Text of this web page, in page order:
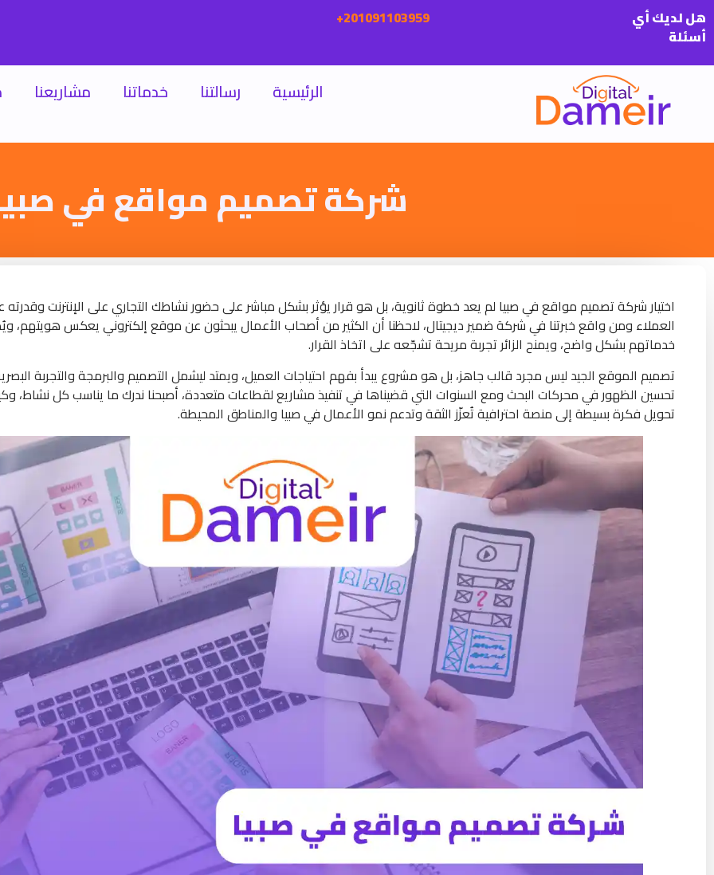
هل لديك أي
أسئلة
⁦+201091103959
الرئيسية رسالتنا خدماتنا مشاريعنا
شركة تصميم مواقع في
اختيار شركة تصميم مواقع في صبيا لم يعد خطوة ثانوية، بل هو قرار يؤثر بشكل مباشر على حضور نشاطك التجاري على الإنترنت
العملاء ومن واقع خبرتنا في شركة ضمير ديجيتال، لاحظنا أن الكثير من أصحاب الأعمال يبحثون عن موقع إلكتروني يعكس هويتهم،
خدماتهم بشكل واضح، ويمنح الزائر تجربة مريحة تشجّعه على اتخاذ القرار.
تصميم الموقع الجيد ليس مجرد قالب جاهز، بل هو مشروع يبدأ بفهم احتياجات العميل، ويمتد ليشمل التصميم والبرمجة والتجربة
تحسين الظهور في محركات البحث ومع السنوات التي قضيناها في تنفيذ مشاريع لقطاعات متعددة، أصبحنا ندرك ما يناسب كل نشاط،
تحويل فكرة بسيطة إلى منصة احترافية تُعزّز الثقة وتدعم نمو الأعمال في صبيا والمناطق المحيطة.